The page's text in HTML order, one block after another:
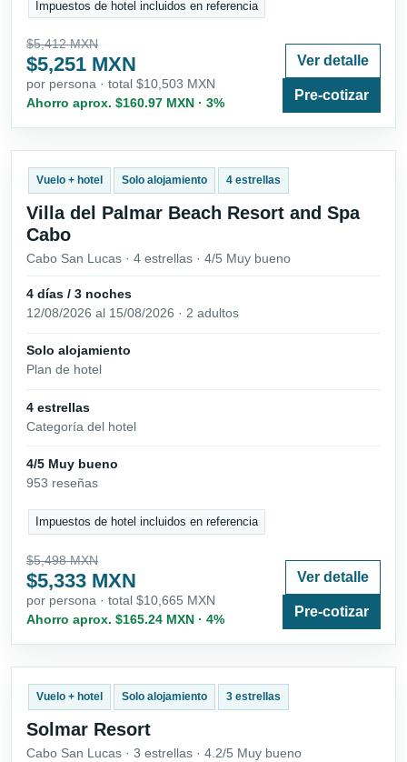
Impuestos de hotel incluidos en referencia
$5,412 MXN
$5,251 MXN
por persona · total $10,503 MXN
Ahorro aprox. $160.97 MXN · 3%
Ver detalle
Pre-cotizar
Vuelo + hotel Solo alojamiento 4 estrellas
Villa del Palmar Beach Resort and Spa
Cabo
Cabo San Lucas · 4 estrellas · 4/5 Muy bueno
4 días / 3 noches
12/08/2026 al 15/08/2026 · 2 adultos
Solo alojamiento
Plan de hotel
4 estrellas
Categoría del hotel
4/5 Muy bueno
953 reseñas
Impuestos de hotel incluidos en referencia
$5,498 MXN
$5,333 MXN
por persona · total $10,665 MXN
Ahorro aprox. $165.24 MXN · 4%
Ver detalle
Pre-cotizar
Vuelo + hotel Solo alojamiento 3 estrellas
Solmar Resort
Cabo San Lucas · 3 estrellas · 4.2/5 Muy bueno